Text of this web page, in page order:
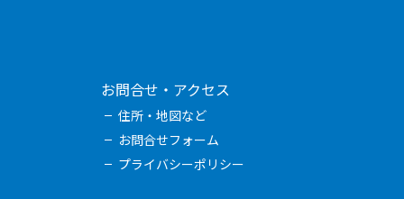
お問合せ・アクセス
住所・地図など
お問合せフォーム
プライバシーポリシー